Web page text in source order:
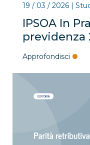
IPSOA In
previdenza
19 / 03 / 2026|
Approfondisci